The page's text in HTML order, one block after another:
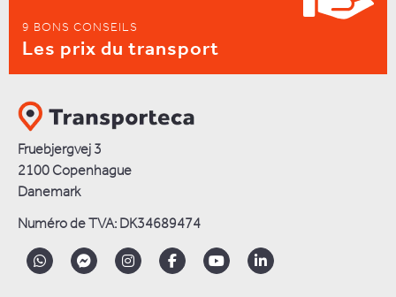
9 BONS CONSEILS
Les prix du transport
Fruebjergvej 3
2100 Copenhague
Danemark
Numéro de TVA: DK34689474